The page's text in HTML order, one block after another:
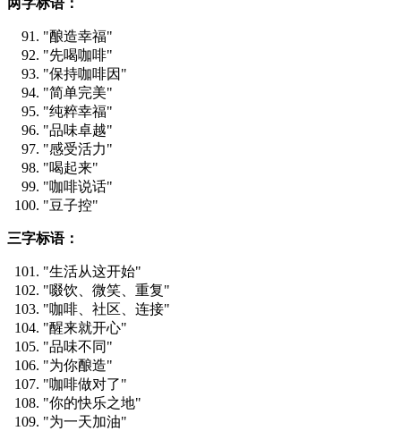
"酿造幸福"
"先喝咖啡"
"保持咖啡因"
"简单完美"
"纯粹幸福"
"品味卓越"
"感受活力"
"喝起来"
"咖啡说话"
"豆子控"
三字标语：
"生活从这开始"
"啜饮、微笑、重复"
"咖啡、社区、连接"
"醒来就开心"
"品味不同"
"为你酿造"
"咖啡做对了"
"你的快乐之地"
"为一天加油"